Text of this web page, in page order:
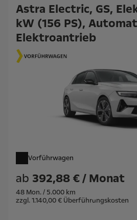
Astra Electric, GS,
kW (156 PS),
Elektroantrieb
Vorführwagen
ab 392,88 € / Monat
48 Mon. / 5.000 km
zzgl. 1.140,00 € Überführungskosten